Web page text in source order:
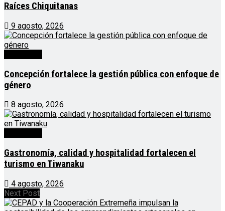
Raíces Chiquitanas
9 agosto, 2026
Concepción fortalece la gestión pública con enfoque de
género
8 agosto, 2026
Gastronomía, calidad y hospitalidad fortalecen el
turismo en Tiwanaku
4 agosto, 2026
Next Post